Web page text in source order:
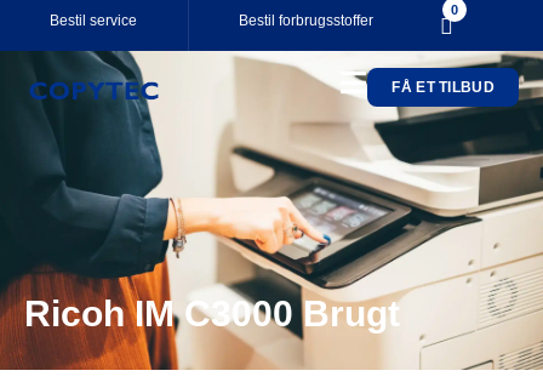
Bestil service Bestil forbrugsstoffer
0
Your cart is empty.
Subtotal: kr.
kr. inkl. moms
SE KURV KASSE
FÅ ET TILBUD
Ricoh IM C3000 Brugt